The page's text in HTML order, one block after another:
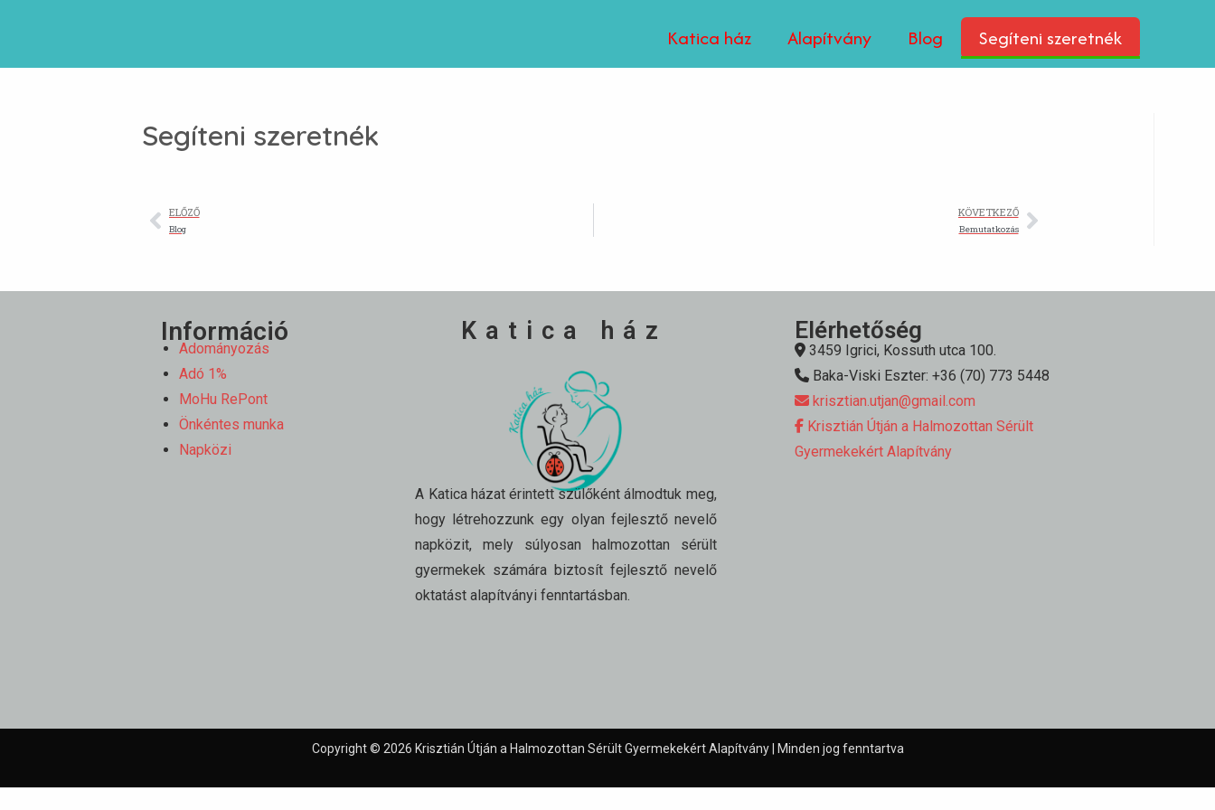
Katica ház Alapítvány Blog Segíteni szeretnék
Segíteni szeretnék
ELŐZŐ
Blog
KÖVETKEZŐ
Bemutatkozás
Információ
Adományozás
Adó 1%
MoHu RePont
Önkéntes munka
Napközi
Katica ház
A Katica házat érintett szülőként álmodtuk meg,
hogy létrehozzunk egy olyan fejlesztő nevelő
napközit, mely súlyosan halmozottan sérült
gyermekek számára biztosít fejlesztő nevelő
oktatást alapítványi fenntartásban.
Elérhetőség
3459 Igrici, Kossuth utca 100.
Baka-Viski Eszter: +36 (70) 773 5448
krisztian.utjan@gmail.com
Krisztián Útján a Halmozottan Sérült
Gyermekekért Alapítvány
Copyright © 2026 Krisztián Útján a Halmozottan Sérült Gyermekekért Alapítvány | Minden jog fenntartva